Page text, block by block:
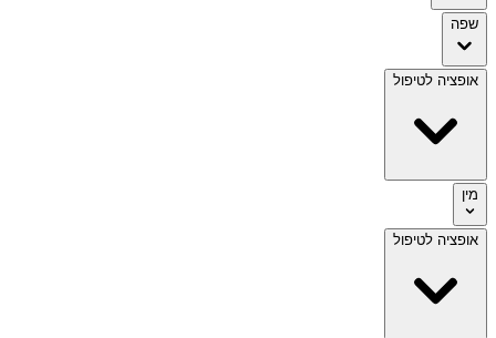
שפה
אופציה לטיפול
מין
אופציה לטיפול